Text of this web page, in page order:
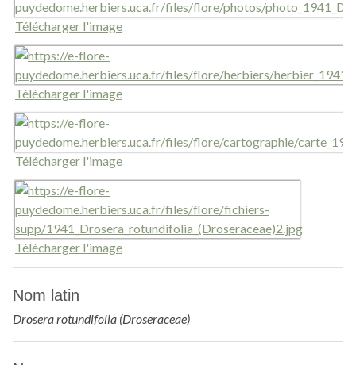
Télécharger l'image
Télécharger l'image
Télécharger l'image
Télécharger l'image
Nom latin
Drosera rotundifolia (Droseraceae)